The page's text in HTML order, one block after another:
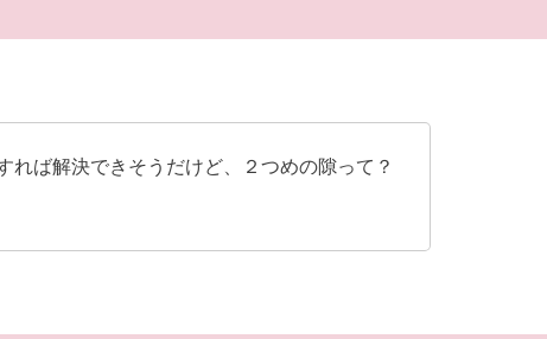
れば解決できそうだけど、２つめの隙って？